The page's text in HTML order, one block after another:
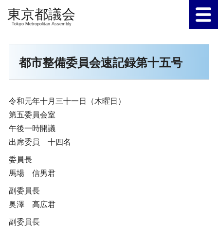
Tokyo Metropolitan Assembly
都市整備委員会速記録第十五号
令和元年十月三十一日（木曜日）
第五委員会室
午後一時開議
出席委員 十四名
委員長
馬場 信男君
副委員長
奥澤 高広君
副委員長